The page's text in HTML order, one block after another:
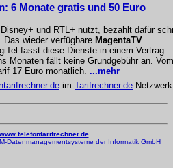
6 Monate gratis und 50 Euro
und RTL+ nutzt, bezahlt dafür
Das wieder verfügbare MagentaTV
fasst diese Dienste in einem Vertrag
Monaten fällt keine Grundgebühr an. Vom
17 Euro monatlich. ...mehr
im Tarifrechner.de Netzwerk
www.telefontarifrechner.de
Datenmanagementsysteme der Informatik GmbH